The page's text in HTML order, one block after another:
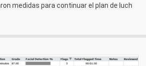
medidas para continuar el plan de luch